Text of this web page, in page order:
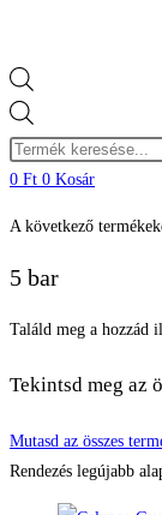
search
0 Ft 0 Kosár
A következő
5 bar
Találd meg a hozzád
Tekintsd meg az
Mutasd az összes
Rendezés legújabb